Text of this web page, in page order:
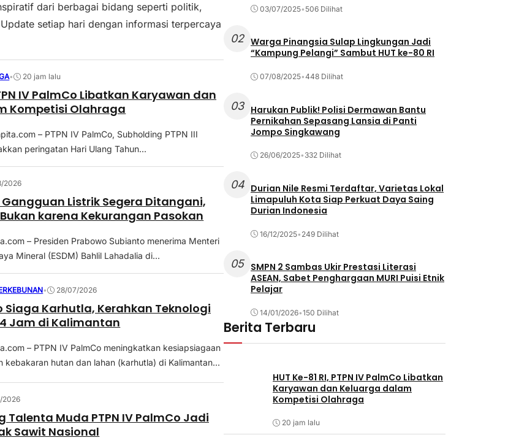
dari berbagai bidang seperti politik,
setiap hari dengan informasi terpercaya
• 20 jam lalu
IV PalmCo Libatkan Karyawan dan
Kompetisi Olahraga
– PTPN IV PalmCo, Subholding PTPN III
peringatan Hari Ulang Tahun...
2026
Listrik Segera Ditangani,
karena Kekurangan Pasokan
– Presiden Prabowo Subianto menerima Menteri
Mineral (ESDM) Bahlil Lahadalia di...
• 28/07/2026
Siaga Karhutla, Kerahkan Teknologi
Jam di Kalimantan
– PTPN IV PalmCo meningkatkan kesiapsiagaan
kebakaran hutan dan lahan (karhutla) di Kalimantan...
2026
Talenta Muda PTPN IV PalmCo Jadi
Sawit Nasional
03/07/2025• 506 Dilihat
02 Warga Pinangsia Sulap Lingkungan Jadi
“Kampung Pelangi” Sambut HUT ke-80 RI
07/08/2025•448 Dilihat
03 Harukan Publik! Polisi Dermawan Bantu
Pernikahan Sepasang Lansia di Panti
Jompo Singkawang
26/06/2025• 332 Dilihat
04 Durian Nile Resmi Terdaftar, Varietas Lokal
Limapuluh Kota Siap Perkuat Daya Saing
Durian Indonesia
16/12/2025• 249 Dilihat
05 SMPN 2 Sambas Ukir Prestasi Literasi
ASEAN, Sabet Penghargaan MURI Puisi Etnik
Pelajar
14/01/2026•150 Dilihat
Berita Terbaru
HUT Ke-81 RI, PTPN IV PalmCo Libatkan
Karyawan dan Keluarga dalam
Kompetisi Olahraga
20 jam lalu